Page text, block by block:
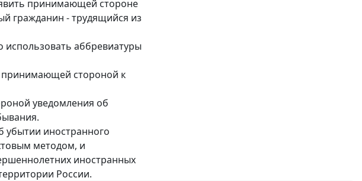
принимающей стороне
гражданин - трудящийся из
аббревиатуры
принимающей стороной к
уведомления об
убытии иностранного
методом, и
иностранных
России.